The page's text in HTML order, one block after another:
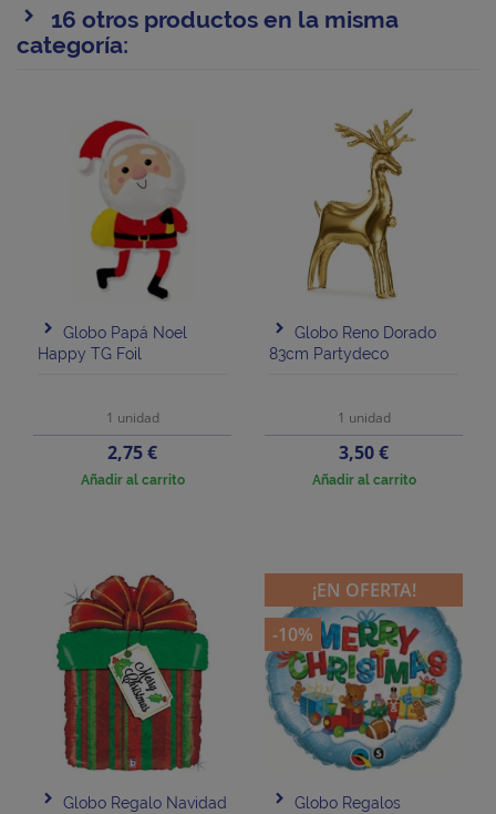
16 otros productos en la misma
categoría:
Globo Papá Noel
Happy TG Foil
1 unidad
Precio
2,75 €
Añadir al carrito
Globo Reno Dorado
83cm Partydeco
1 unidad
Precio
3,50 €
Añadir al carrito
Globo Regalo Navidad
Globo Regalos
¡EN OFERTA!
-10%